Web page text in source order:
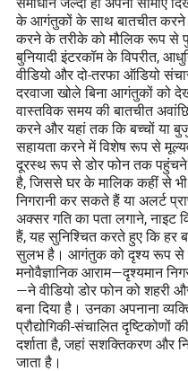
के आगंतुकों के साथ बातचीत करने
करने के तरीके को मौलिक रूप से
बुनियादी इंटरकॉम के विपरीत,
वीडियो और दो-तरफा ऑडियो
दरवाजा खोले बिना आगंतुकों
वास्तविक समय की बातचीत
करने और यहां तक कि बच्चों या
सहायता करने में विशेष रूप से
दूरस्थ रूप से डोर फोन तक पहुंचने
है, जिससे घर के मालिक कहीं से
निगरानी कर सकते हैं या अलर्ट
अक्सर गति का पता लगाने, नाइट
हैं, यह सुनिश्चित करते हुए कि हर
सुलभ है। आगंतुक को दृश्य रूप से
मनोवैज्ञानिक आराम—दृश्यमान
—ने वीडियो डोर फोन को शहरी
बना दिया है। उनका अपनाना
प्रौद्योगिकी-संचालित
दर्शाता है, जहां सशक्तिकरण और
जाता है।